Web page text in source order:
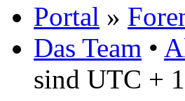
Portal »
Das Team •
sind UTC +